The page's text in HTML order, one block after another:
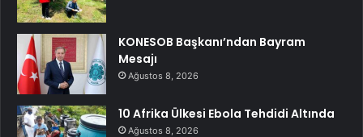
KONESOB Başkanı’ndan Bayram
Mesajı
Ağustos 8, 2026
10 Afrika Ülkesi Ebola Tehdidi Altında
Ağustos 8, 2026